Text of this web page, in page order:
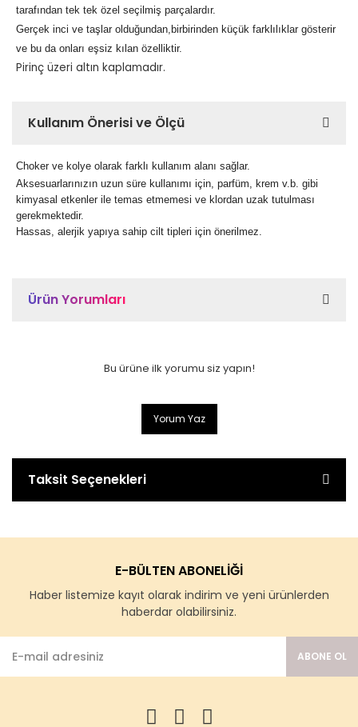
tarafından tek tek özel seçilmiş parçalardır.
Gerçek inci ve taşlar olduğundan,birbirinden küçük farklılıklar gösterir
ve bu da onları eşsiz kılan özelliktir.
Pirinç üzeri altın kaplamadır.
Kullanım Önerisi ve Ölçü
Choker ve kolye olarak farklı kullanım alanı sağlar.
Aksesuarlarınızın uzun süre kullanımı için, parfüm, krem v.b. gibi
kimyasal etkenler ile temas etmemesi ve klordan uzak tutulması
gerekmektedir.
Hassas, alerjik yapıya sahip cilt tipleri için önerilmez.
Ürün Yorumları
Bu ürüne ilk yorumu siz yapın!
Yorum Yaz
Taksit Seçenekleri
E-BÜLTEN ABONELİĞİ
Haber listemize kayıt olarak indirim ve yeni ürünlerden
haberdar olabilirsiniz.
ABONE OL